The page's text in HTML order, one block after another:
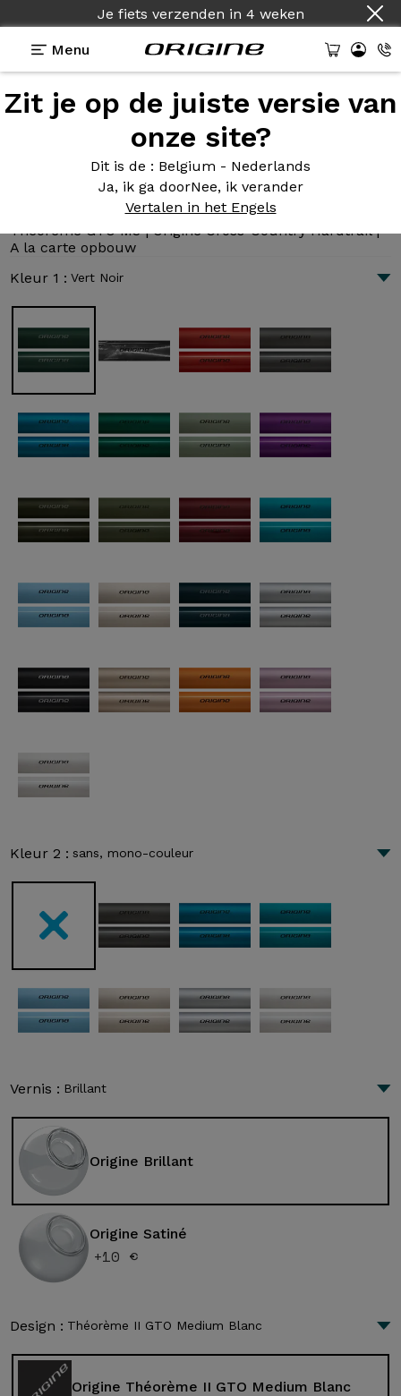
Je fiets verzenden in 4 weken
Land : Nederlands
Menu
Zit je op de juiste versie van
onze site?
Dit is de : Belgium - Nederlands
Ja, ik ga doorNee, ik verander
Vertalen in het Engels
Presentatie Technologie
Théorème GTO M3
10.5 kg
Théorème GTO M3 | Origine Cross-Country Hardtrail |
A la carte opbouw
Kleur 1 : Vert Noir
Kleur 2 : sans, mono-couleur
Vernis : Brillant
Origine Brillant
Origine Satiné
+10 €
Design : Théorème II GTO Medium Blanc
Origine Théorème II GTO Medium Blanc